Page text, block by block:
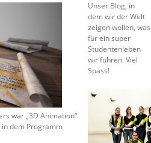
war „3D Animation“.
dem Programm
Unser Blog, in
dem wir der Welt
zeigen wollen, was
für ein super
Studentenleben
wir führen. Viel
Spass!